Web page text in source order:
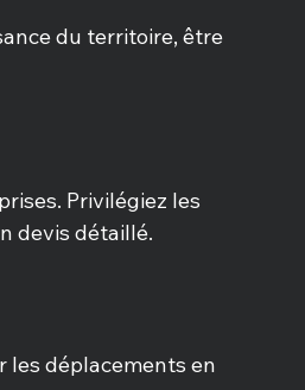
du territoire, être
Privilégiez les
devis détaillé.
déplacements en